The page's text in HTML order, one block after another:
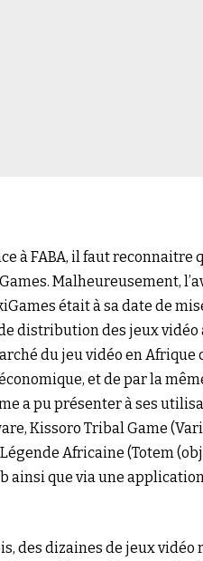
à FABA, il faut reconnaitre
Malheureusement,
était à sa date de
distribution des jeux vidéo
du jeu vidéo en
et de par la
a pu présenter à ses
Kissoro Tribal Game
Africaine (Totem
ainsi que via une
des dizaines de jeux